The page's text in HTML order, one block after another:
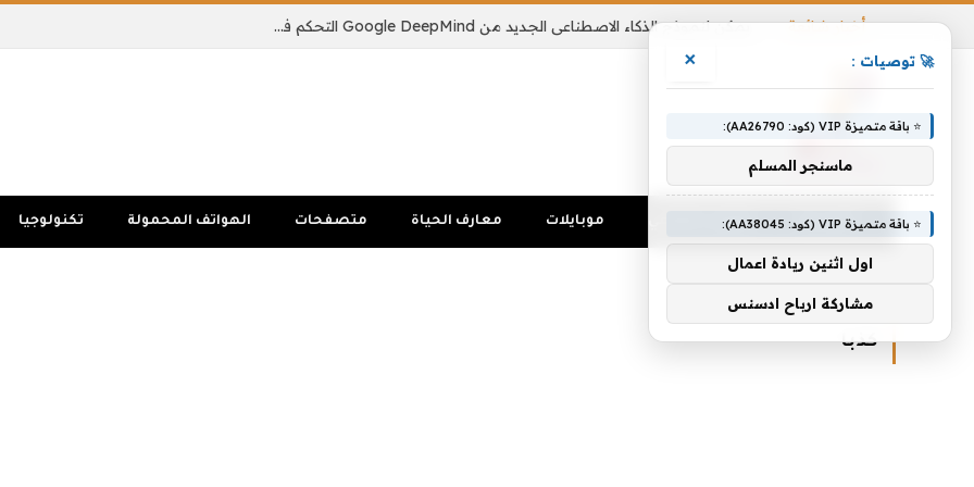
أخبار شائعة يمكن لنموذج الذكاء الاصطناعي الجديد من Google DeepMind التحكم في جسم الروبوت بالكامل
الرئيسية تواصل اجتماعي موبايلات معارف الحياة متصفحات الهواتف المحمولة تكنولوجيا
كذبا
كذبا
🚀 توصيات : ×
⭐ باقة متميزة VIP (كود: AA26790):
ماسنجر المسلم
⭐ باقة متميزة VIP (كود: AA38045):
اول اثنين ريادة اعمال
مشاركة ارباح ادسنس